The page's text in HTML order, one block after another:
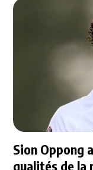
Sion Oppong
qualités de la